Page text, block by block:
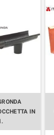
IN